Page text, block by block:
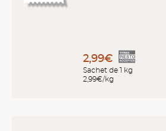
2,99€
Sachet de 1 kg
2,99€/kg